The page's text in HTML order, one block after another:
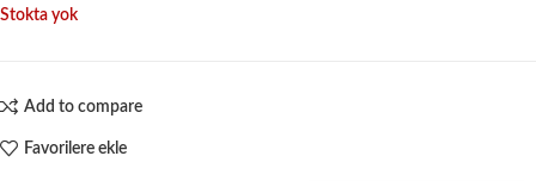
Stokta yok
Add to compare
Favorilere ekle